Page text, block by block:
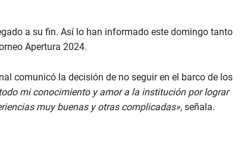
a su fin. Así lo han informado este domingo tanto
Apertura 2024.
comunicó la decisión de no seguir en el barco de los
mi conocimiento y amor a la institución por lograr
muy buenas y otras complicadas», señala.